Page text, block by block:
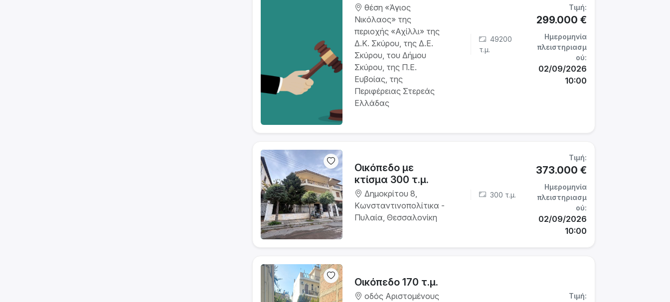
θέση «Άγιος
Νικόλαος» της
περιοχής «Αχίλλι» της
Δ.Κ. Σκύρου, της Δ.Ε.
Σκύρου, του Δήμου
Σκύρου, της Π.Ε.
Ευβοίας, της
Περιφέρειας Στερεάς
Ελλάδας
49200
τ.μ.
Τιμή:
299.000 €
Ημερομηνία
πλειστηριασμ
ού:
02/09/2026
10:00
Οικόπεδο με
κτίσμα 300 τ.μ.
Δημοκρίτου 8,
Κωνσταντινοπολίτικα -
Πυλαία, Θεσσαλονίκη
300 τ.μ.
Τιμή:
373.000 €
Ημερομηνία
πλειστηριασμ
ού:
02/09/2026
10:00
Οικόπεδο 170 τ.μ.
οδός Αριστομένους
Τιμή: